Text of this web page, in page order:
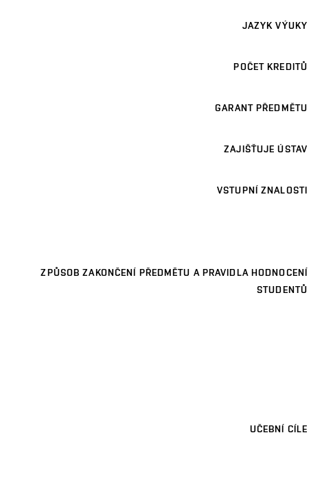
JAZYK VÝUKY
POČET KREDITŮ
GARANT PŘEDMĚTU
ZAJIŠŤUJE ÚSTAV
VSTUPNÍ ZNALOSTI
ZPŮSOB ZAKONČENÍ PŘEDMĚTU A PRAVIDLA HODNOCENÍ
STUDENTŮ
UČEBNÍ CÍLE